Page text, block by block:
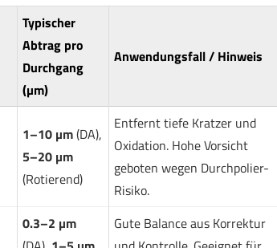
Typischer
Abtrag pro
Durchgang
(µm)
Anwendungsfall / Hinweis
1–10 µm(DA),
5–20 µm
(Rotierend)
Entfernt tiefe Kratzer und
Oxidation. Hohe Vorsicht
geboten wegen Durchpolier-
Risiko.
0.3–2 µm
Gute Balance aus Korrektur